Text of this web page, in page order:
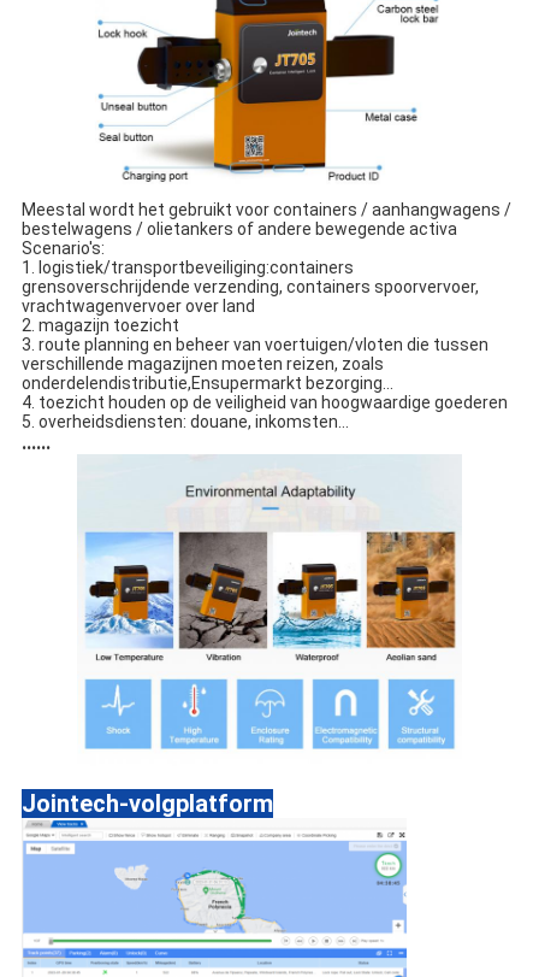
Meestal wordt het gebruikt voor containers / aanhangwagens /
bestelwagens / olietankers of andere bewegende activa
Scenario's:
1. logistiek/transportbeveiliging:containers
grensoverschrijdende verzending, containers spoorvervoer,
vrachtwagenvervoer over land
2. magazijn toezicht
3. route planning en beheer van voertuigen/vloten die tussen
verschillende magazijnen moeten reizen, zoals
onderdelendistributie,Ensupermarkt bezorging...
4. toezicht houden op de veiligheid van hoogwaardige goederen
5. overheidsdiensten: douane, inkomsten...
......
Jointech-volgplatform